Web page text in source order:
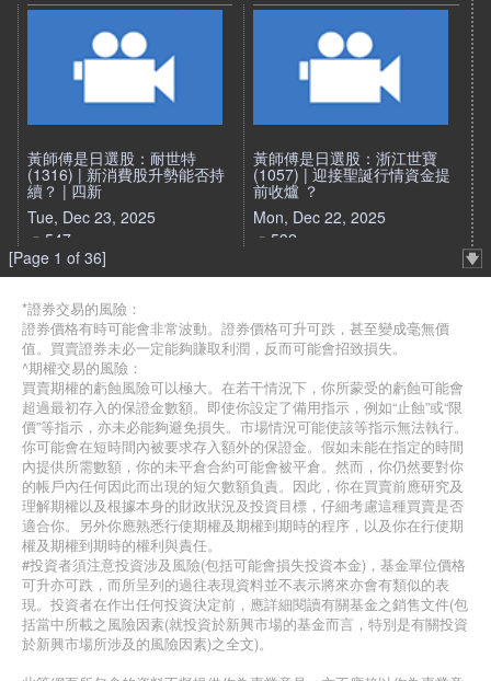
黃師傅是日選股：耐世特
(1316) | 新消費股升勢能否持
續？ | 四新
Tue, Dec 23, 2025
547
黃師傅是日選股：浙江世寶
(1057) | 迎接聖誕行情資金提
前收爐 ？
Mon, Dec 22, 2025
532
[Page 1 of 36]
*證券交易的風險：
證券價格有時可能會非常波動。證券價格可升可跌，甚至變成毫無價
值。買賣證券未必一定能夠賺取利潤，反而可能會招致損失。
^期權交易的風險：
買賣期權的虧蝕風險可以極大。在若干情況下，你所蒙受的虧蝕可能會
超過最初存入的保證金數額。即使你設定了備用指示，例如“止蝕”或“限
價”等指示，亦未必能夠避免損失。市場情況可能使該等指示無法執行。
你可能會在短時間內被要求存入額外的保證金。假如未能在指定的時間
內提供所需數額，你的未平倉合約可能會被平倉。然而，你仍然要對你
的帳戶內任何因此而出現的短欠數額負責。因此，你在買賣前應研究及
理解期權以及根據本身的財政狀況及投資目標，仔細考慮這種買賣是否
適合你。另外你應熟悉行使期權及期權到期時的程序，以及你在行使期
權及期權到期時的權利與責任。
#投資者須注意投資涉及風險(包括可能會損失投資本金)，基金單位價格
可升亦可跌，而所呈列的過往表現資料並不表示將來亦會有類似的表
現。投資者在作出任何投資決定前，應詳細閱讀有關基金之銷售文件(包
括當中所載之風險因素(就投資於新興市場的基金而言，特別是有關投資
於新興市場所涉及的風險因素)之全文)。